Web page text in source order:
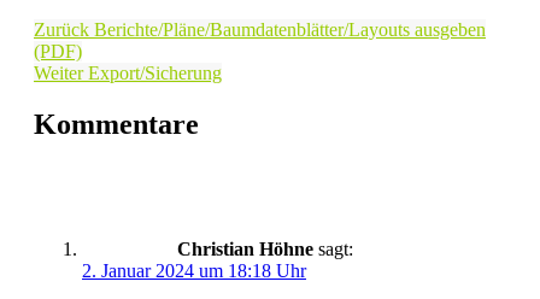
Zurück Berichte/Pläne/Baumdatenblätter/Layouts ausgeben
(PDF)
WeiterExport/Sicherung
Kommentare
Christian Höhne sagt:
2. Januar 2024 um 18:18 Uhr